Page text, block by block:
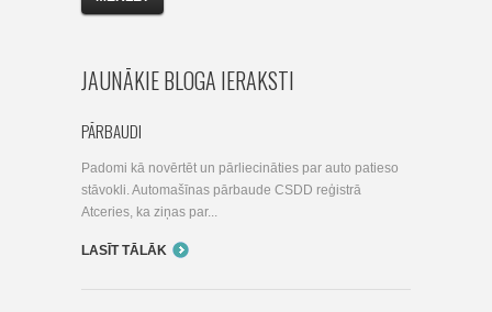
JAUNĀKIE BLOGA IERAKSTI
PĀRBAUDI
Padomi kā novērtēt un pārliecināties par auto patieso
stāvokli. Automašīnas pārbaude CSDD reģistrā
Atceries, ka ziņas par...
LASĪT TĀLĀK